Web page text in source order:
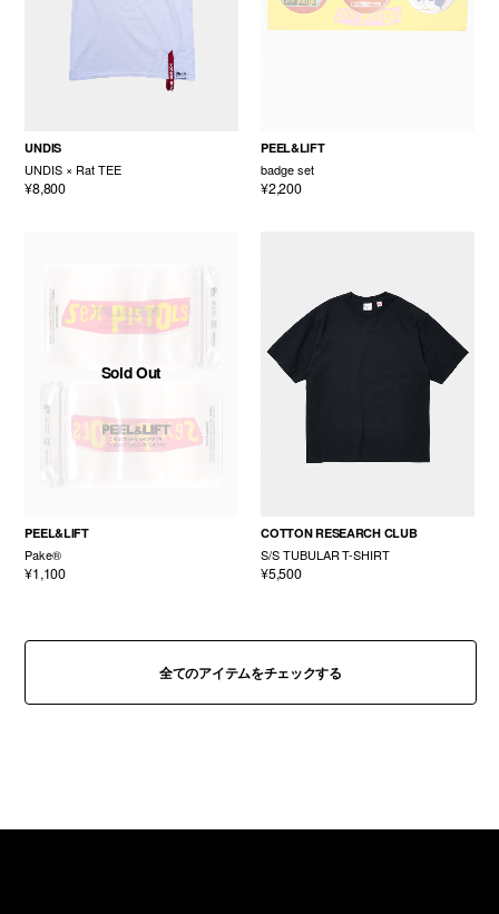
UNDIS
UNDIS × Rat TEE
¥8,800
PEEL&LIFT
badge set
¥2,200
Sold Out
PEEL&LIFT
Pake®
¥1,100
COTTON RESEARCH CLUB
S/S TUBULAR T-SHIRT
¥5,500
全てのアイテムをチェックする